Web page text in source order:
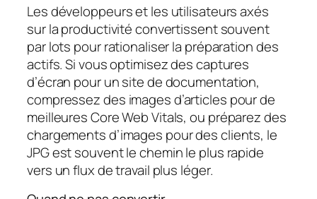
Les développeurs et les utilisateurs axés
sur la productivité convertissent souvent
par lots pour rationaliser la préparation des
actifs. Si vous optimisez des captures
d’écran pour un site de documentation,
compressez des images d’articles pour de
meilleures Core Web Vitals, ou préparez des
chargements d’images pour des clients, le
JPG est souvent le chemin le plus rapide
vers un flux de travail plus léger.